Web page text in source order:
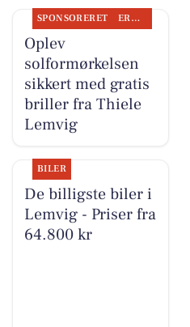
SPONSORERET ERHVERV
Oplev
solformørkelsen
sikkert med gratis
briller fra Thiele
Lemvig
BILER
De billigste biler i
Lemvig - Priser fra
64.800 kr